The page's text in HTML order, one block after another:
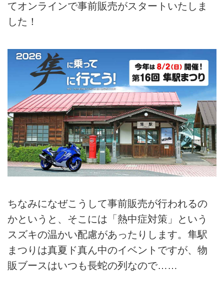
てオンラインで事前販売がスタートいたしま
した！
ちなみになぜこうして事前販売が行われるの
かというと、そこには「熱中症対策」という
スズキの温かい配慮があったりします。隼駅
まつりは真夏ド真ん中のイベントですが、物
販ブースはいつも長蛇の列なので……